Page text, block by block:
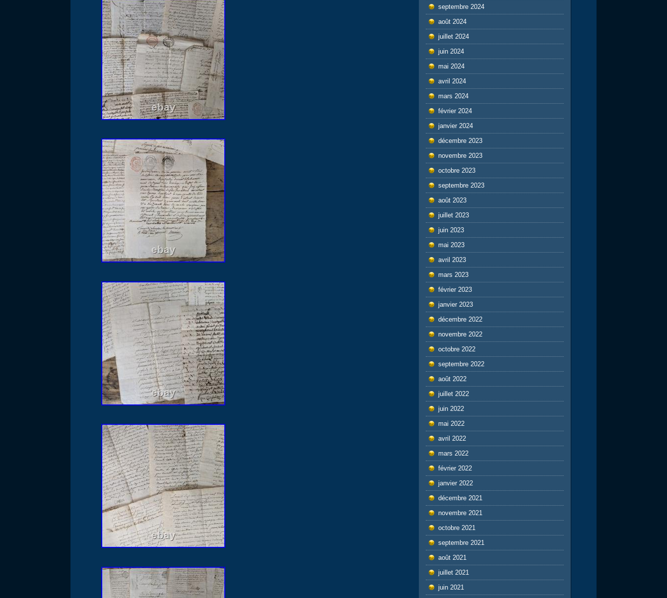
septembre 2024
août 2024
juillet 2024
juin 2024
mai 2024
avril 2024
mars 2024
février 2024
janvier 2024
décembre 2023
novembre 2023
octobre 2023
septembre 2023
août 2023
juillet 2023
juin 2023
mai 2023
avril 2023
mars 2023
février 2023
janvier 2023
décembre 2022
novembre 2022
octobre 2022
septembre 2022
août 2022
juillet 2022
juin 2022
mai 2022
avril 2022
mars 2022
février 2022
janvier 2022
décembre 2021
novembre 2021
octobre 2021
septembre 2021
août 2021
juillet 2021
juin 2021